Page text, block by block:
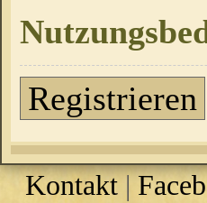
Registrieren
Kontakt |